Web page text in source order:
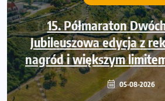
15. Półmaraton
Jubileuszowa edycja z
nagród i większym
05-08-2026
Trasa 48. Maratonu
odkryta. Sprawdzony
stworzony do
05-08-2026